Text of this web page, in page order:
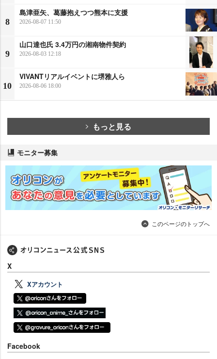
8
島津亜矢、葛藤抱えつつ熊本に支援
2026-08-07 11:50
9
山口達也氏 3.4万円の湘南物件契約
2026-08-03 12:18
10
VIVANTリアルイベントに堺雅人ら
2026-08-06 18:00
もっと見る
モニター募集
このページのトップへ
X
Xアカウント
Facebook